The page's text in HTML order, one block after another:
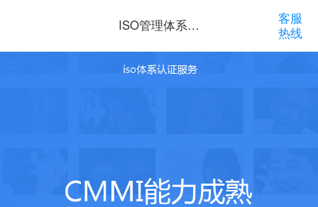
ISO管理体系认
证咨询
客服
热线